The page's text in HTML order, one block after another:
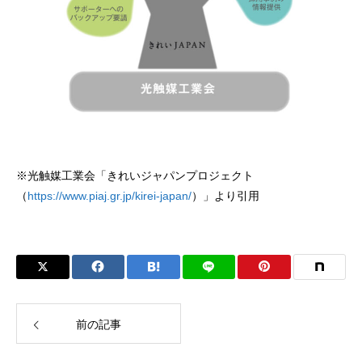
※光触媒工業会「きれいジャパンプロジェクト
（https://www.piaj.gr.jp/kirei-japan/）」より引用
前の記事